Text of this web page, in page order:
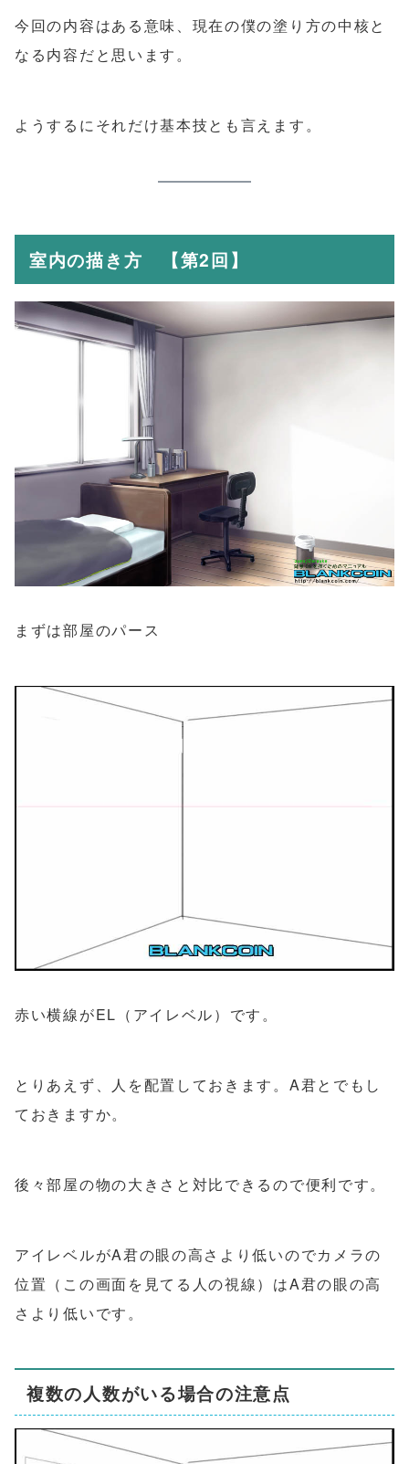
今回の内容はある意味、現在の僕の塗り方の中核と
なる内容だと思います。
ようするにそれだけ基本技とも言えます。
室内の描き方 【第2回】
まずは部屋のパース
赤い横線がEL（アイレベル）です。
とりあえず、人を配置しておきます。A君とでもし
ておきますか。
後々部屋の物の大きさと対比できるので便利です。
アイレベルがA君の眼の高さより低いのでカメラの
位置（この画面を見てる人の視線）はA君の眼の高
さより低いです。
複数の人数がいる場合の注意点